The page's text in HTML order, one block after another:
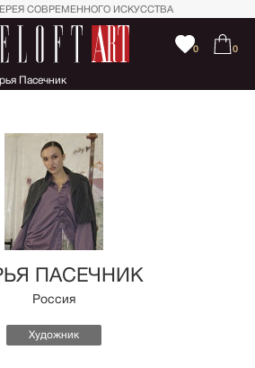
СОВРЕМЕННОГО ИСКУССТВА
0 0
Пасечник
ПАСЕЧНИК
Россия
Художник